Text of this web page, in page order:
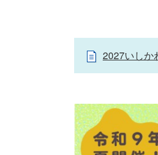
2027いしか